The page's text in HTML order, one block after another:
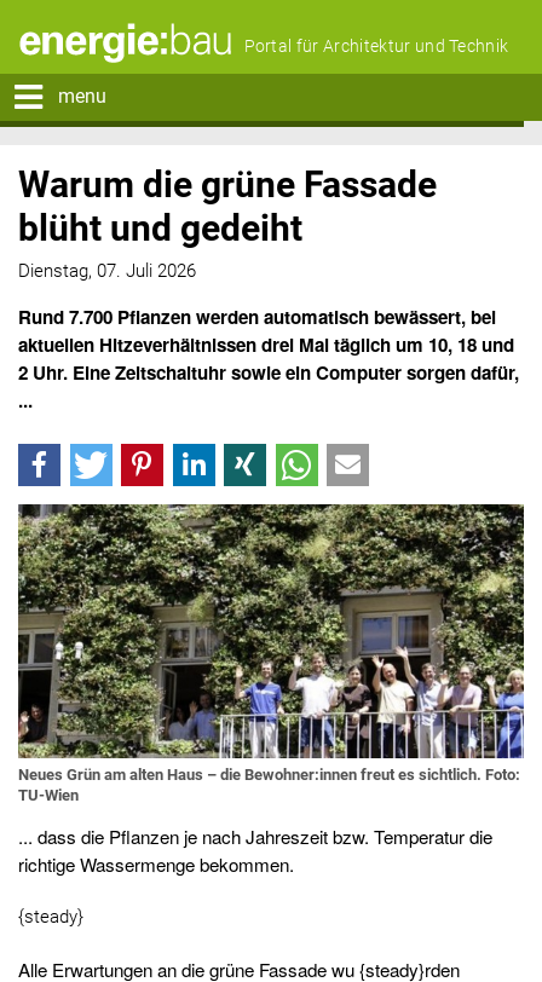
Portal für Architektur und Technik
menu
Warum die grüne Fassade
blüht und gedeiht
Dienstag, 07. Juli 2026
Rund 7.700 Pflanzen werden automatisch bewässert, bei
aktuellen Hitzeverhältnissen drei Mal täglich um 10, 18 und
2 Uhr. Eine Zeitschaltuhr sowie ein Computer sorgen dafür,
...
Neues Grün am alten Haus – die Bewohner:innen freut es sichtlich. Foto:
TU-Wien
... dass die Pflanzen je nach Jahreszeit bzw. Temperatur die
richtige Wassermenge bekommen.
{steady}
Alle Erwartungen an die grüne Fassade wu {steady}rden